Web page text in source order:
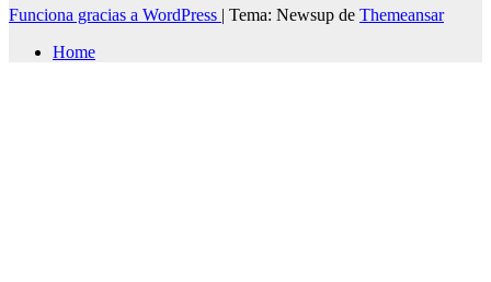
Funciona gracias a WordPress | Tema: Newsup de Themeansar
Home